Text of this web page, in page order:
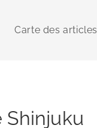
Carte des articles
Shinjuku